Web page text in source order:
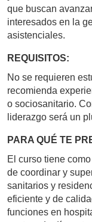
que buscan
interesados en la
asistenciales.
REQUISITOS:
No se requieren
recomienda
o sociosanitario.
liderazgo será un
PARA QUÉ TE
El curso tiene
de coordinar y
sanitarios y
eficiente y de
funciones en